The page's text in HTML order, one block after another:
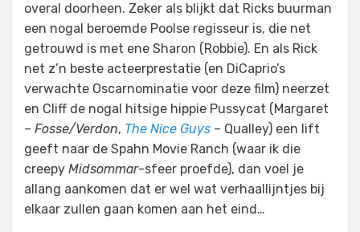
overal doorheen. Zeker als blijkt dat Ricks buurman
een nogal beroemde Poolse regisseur is, die net
getrouwd is met ene Sharon (Robbie). En als Rick
net z’n beste acteerprestatie (en DiCaprio’s
verwachte Oscarnominatie voor deze film) neerzet
en Cliff de nogal hitsige hippie Pussycat (Margaret
– Fosse/Verdon, The Nice Guys – Qualley) een lift
geeft naar de Spahn Movie Ranch (waar ik die
creepy Midsommar-sfeer proefde), dan voel je
allang aankomen dat er wel wat verhaallijntjes bij
elkaar zullen gaan komen aan het eind…